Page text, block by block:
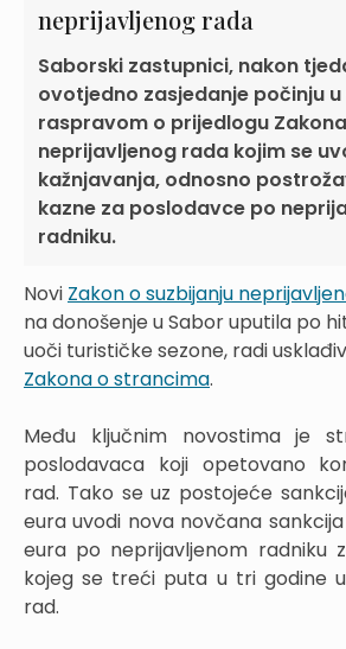
neprijavljenog rada
Saborski zastupnici, nakon
ovotjedno zasjedanje počinju
raspravom o prijedlogu
neprijavljenog rada kojim se
kažnjavanja, odnosno
kazne za poslodavce po
radniku.
Novi Zakon o suzbijanju
na donošenje u Sabor uputila po
uoči turističke sezone, radi
Zakona o strancima.
Među ključnim novostima je
poslodavaca koji opetovano
rad. Tako se uz postojeće
eura uvodi nova novčana
eura po neprijavljenom radniku
kojeg se treći puta u tri godine
rad.